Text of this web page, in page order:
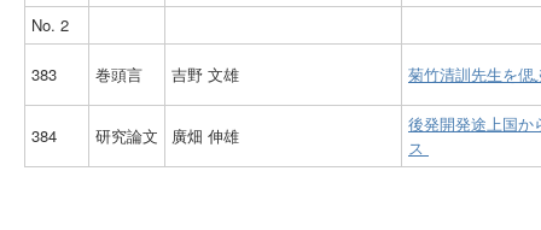
No. 2
383 巻頭言 吉野 文雄 菊竹清訓先生を
384 研究論文 廣畑 伸雄
後発開発途上国か
ス